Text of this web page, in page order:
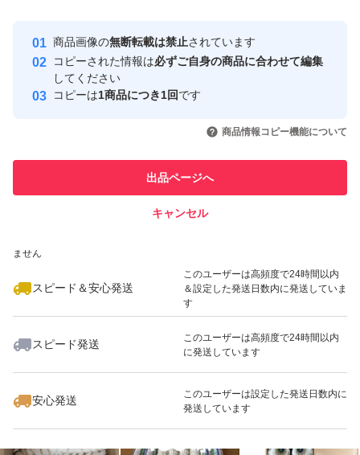
安心取引出品者
心・安全なユーザーです
取引実績
引を完了させた実績があります
での取引実績があります
ません
スピード＆安心発送
このユーザーは高頻度で24時間以内
＆設定した発送日数内に発送していま
す
スピード発送
このユーザーは高頻度で24時間以内
に発送しています
安心発送
このユーザーは設定した発送日数内に
発送しています
商品画像の無断転載は禁止されています
コピーされた情報は必ずご自身の商品に合わせて編集
してください
コピーは1商品につき1回です
商品情報コピー機能について
出品ページへ
キャンセル
いいね！
1,990